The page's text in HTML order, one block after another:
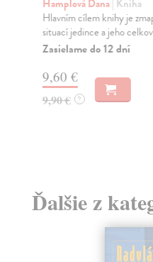
Hamplová Dana| Kniha
Hlavním cílem knihy je
situací jedince a jeho
Zasielame do 12 dní
9,60 €
9,90 € ?
Ďalšie z